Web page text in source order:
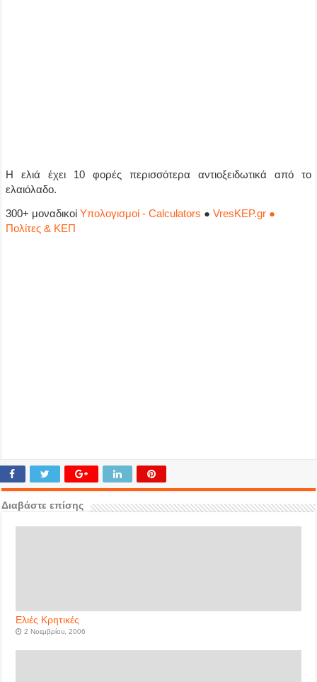
Η ελιά έχει 10 φορές περισσότερα αντιοξειδωτικά από το
ελαιόλαδο.
300+ μοναδικοίΥπολογισμοί - Calculators ●VresKEP.gr ●
Πολίτες & ΚΕΠ
Διαβάστε επίσης
Ελιές Κρητικές
2 Νοεμβρίου, 2006